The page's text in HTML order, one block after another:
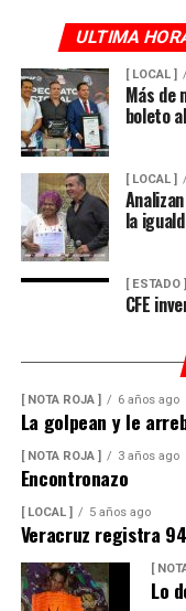
ULTIMA
[ LOCAL ]
Más de
boleto
[ LOCAL ]
la
[ ESTADO ]
CFE
[ NOTA ROJA ] 6 años ago
La golpean y le
[ NOTA ROJA ] 3 años ago
Encontronazo
[ LOCAL ] 5 años ago
Veracruz registra
[
Lo